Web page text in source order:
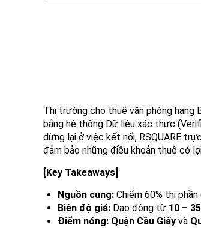
Thị trường cho thuê văn phòng hạng
bằng hệ thống Dữ liệu xác thực
dừng lại ở việc kết nối, RSQUARE
đảm bảo những điều khoản thuê có
[Key Takeaways]
Nguồn cung: Chiếm 60% thị
Biên độ giá: Dao động từ 10 –
Điểm nóng: Quận Cầu Giấy và